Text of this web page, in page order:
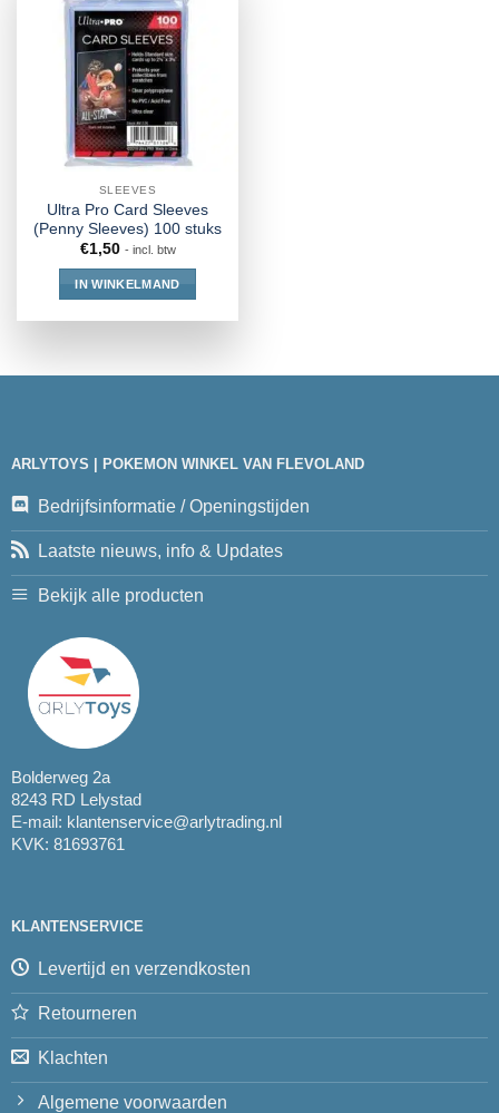
SLEEVES
Ultra Pro Card Sleeves
(Penny Sleeves) 100 stuks
€1,50 - incl. btw
IN WINKELMAND
ARLYTOYS | POKEMON WINKEL VAN FLEVOLAND
Bedrijfsinformatie / Openingstijden
Laatste nieuws, info & Updates
Bekijk alle producten
Bolderweg 2a
8243 RD Lelystad
E-mail: klantenservice@arlytrading.nl
KVK: 81693761
KLANTENSERVICE
Levertijd en verzendkosten
Retourneren
Klachten
Algemene voorwaarden